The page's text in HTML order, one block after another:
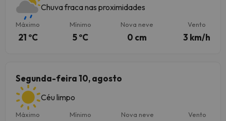
Chuva fraca nas proximidades
Máximo
21 ºC
Mínimo
5 ºC
Nova neve
0 cm
Vento
3 km/h
Segunda-feira 10, agosto
Céu limpo
Máximo Mínimo Nova neve Vento